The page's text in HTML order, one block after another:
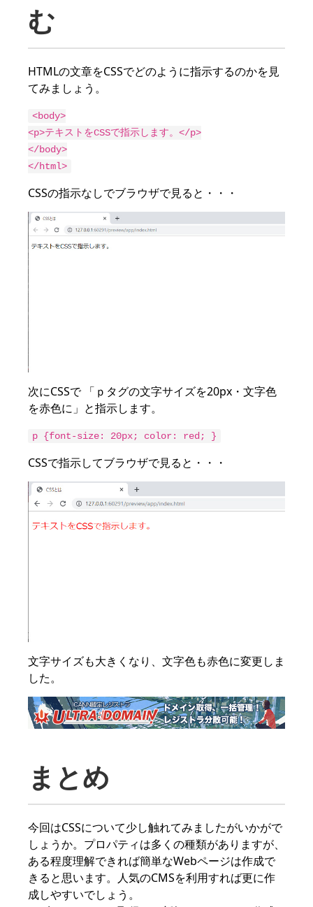
む
HTMLの文章をCSSでどのように指示するのかを見
てみましょう。
<body>
<p>テキストをCSSで指示します。</p>
</body>
</html>
CSSの指示なしでブラウザで見ると・・・
次にCSSで 「ｐタグの文字サイズを20px・文字色
を赤色に」と指示します。
p {font-size: 20px; color: red; }
CSSで指示してブラウザで見ると・・・
文字サイズも大きくなり、文字色も赤色に変更しま
した。
まとめ
今回はCSSについて少し触れてみましたがいかがで
しょうか。プロパティは多くの種類がありますが、
ある程度理解できれば簡単なWebページは作成で
きると思います。人気のCMSを利用すれば更に作
成しやすいでしょう。